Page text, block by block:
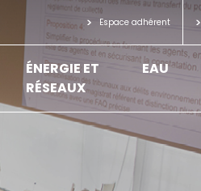
Espace adhérent
ÉNERGIE ET
RÉSEAUX
EAU